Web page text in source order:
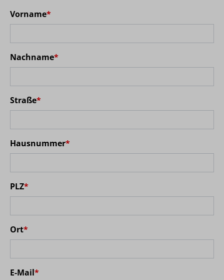
Vorname*
Nachname*
Straße*
Hausnummer*
PLZ*
Ort*
E-Mail*